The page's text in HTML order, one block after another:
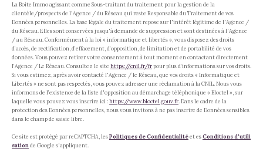
La Boite Immo agissant comme Sous-traitant du traitement pour la gestion de la
clientèle/prospects de l'Agence / du Réseau qui reste Responsable du Traitement de vos
Données personnelles. La base légale du traitement repose sur l'intérêt légitime de l'Agence /
du Réseau. Elles sont conservées jusqu'à demande de suppression et sont destinées à l'Agence
/ au Réseau. Conformément à la loi « informatique et libertés », vous disposez des droits
d’accès, de rectification, d’effacement, d’opposition, de limitation et de portabilité de vos
données. Vous pouvez retirer votre consentement à tout moment en contactant directement
l’Agence / Le Réseau. Consultez le site https://cnil.fr/frpour plus d’informations sur vos droits.
Si vous estimez, après avoir contacté l'Agence / le Réseau, que vos droits « Informatique et
Libertés » ne sont pas respectés, vous pouvez adresser une réclamation à la CNIL. Nous vous
informons de l’existence de la liste d'opposition au démarchage téléphonique « Bloctel », sur
laquelle vous pouvez vous inscrire ici :https://www.bloctel.gouv.fr . Dans le cadre de la
protection des Données personnelles, nous vous invitons à ne pas inscrire de Données sensibles
dans le champ de saisie libre.
Ce site est protégé par reCAPTCHA, lesPolitiques de Confidentialitéet esConditions d'utili
sation de Google s'appliquent.